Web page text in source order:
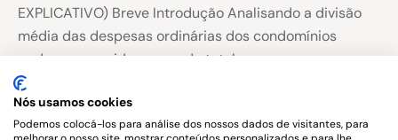
EXPLICATIVO) Breve Introdução Analisando a divisão
média das despesas ordinárias dos condomínios
podemos considerar que do total…
Nós usamos cookies
Podemos colocá-los para análise dos nossos dados de visitantes, para